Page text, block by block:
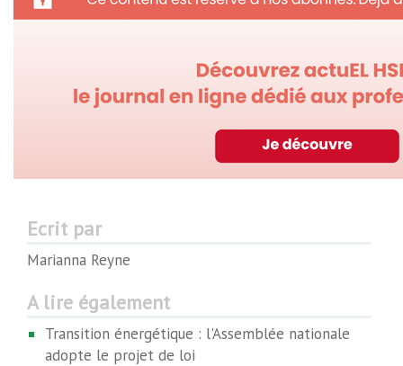
Ecrit par
Marianna Reyne
A lire également
Transition énergétique : l'Assemblée nationale
adopte le projet de loi